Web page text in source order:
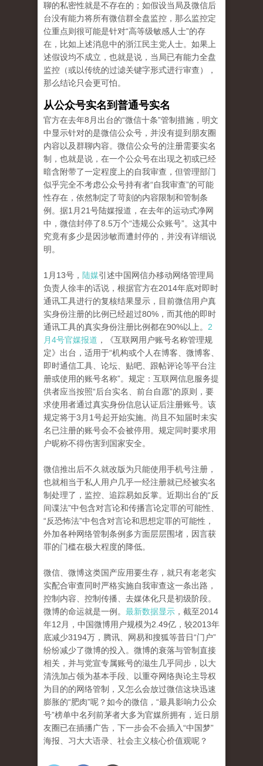
聊的私密性就是不存在的；如假设当局及微信后
台没有能力将所有微信群全盘监控，那么监控定
位重点则很可能是针对“高等级敏感人士”的存
在，比如上述消息中的浙江民主党人士。如果上
述假设均不成立，也就是说，当局已有能力全盘
监控（或以传统的过滤关键字形式进行审查），
那么结论只会更可怕。
从公众号实名到普通号实名
官方在去年8月出台的“微信十条”管制措施，明文
中显示针对的是微信公众号，并没有提到朋友圈
内容以及群聊内容。微信公众号的注册需要实名
制，也就是说，在一个公众号在出现之初或已经
暗含附带了一定程度上的自我审查，但管理部门
似乎完全不考虑公众号持有者“自我审查”的可能
性存在，依然制定了苛刻的内容限制和管制条
例。据1月21号陆媒报道，在去年的运动式净网
中，微信封停了8.5万个“违规公众账号”。这其中
究竟有多少是因涉敏而遭封停的，并没有详细说
明。
1月13号， 陆媒引述中国网信办移动网络管理局
负责人徐丰的话说，根据官方在2014年底对即时
通讯工具进行的复核结果显示，目前微信用户真
实身份注册的比例已经超过80%，而其他的即时
通讯工具的真实身份注册比例都在90%以上。 2
月4号官媒报道 ，《互联网用户账号名称管理规
定》出台，适用于“机构或个人在博客、微博客、
即时通信工具、论坛、贴吧、跟帖评论等平台注
册或使用的账号名称”。规定：互联网信息服务提
供者应当按照“后台实名、前台自愿”的原则，要
求使用者通过真实身份信息认证后注册账号。该
规定将于3月1号起开始实施。尚且不知届时未实
名已注册的账号会不会被停用。规定同时要求用
户昵称不得伤害到国家安全。
微信推出后不久就改版为只能使用手机号注册，
也就相当于私人用户几乎一经注册就已经被实名
制处理了，监控、追踪易如反掌。近期出台的“反
间谍法”中包含对言论和传播言论定罪的可能性、
“反恐怖法”中包含对言论和思想定罪的可能性，
外加各种网络管制条例多方面层层围堵，因言获
罪的门槛在极大程度的降低。
微信、微博这类国产应用要生存，就只有老老实
实配合审查同时严格实施自我审查这一条出路，
控制内容、控制传播、去媒体化只是初级阶段。
微博的命运就是一例。 最新数据显示 ，截至2014
年12月，中国微博用户规模为2.49亿，较2013年
底减少3194万，腾讯、网易和搜狐等昔日“门户”
纷纷减少了微博的投入。微博的衰落与管制直接
相关，并与党宣专属账号的滋生几乎同步，以大
清洗加占领为基本手段、以重夺网络舆论主导权
为目的的网络管制，又怎么会放过微信这块迅速
膨胀的“肥肉”呢？如今的微信，“最具影响力公众
号”榜单中名列前茅者大多为官媒所拥有，近日朋
友圈已在插播广告，下一步会不会插入“中国梦”
海报、习大大语录、社会主义核心价值观呢？